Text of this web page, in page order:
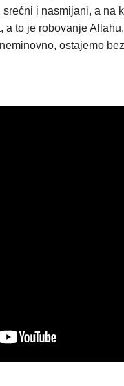
i nasmijani, a na
a to je robovanje
ostajemo